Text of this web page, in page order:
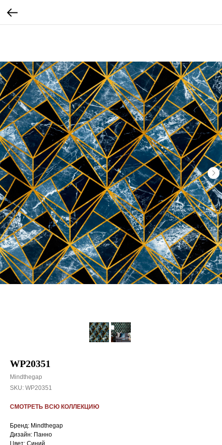
WP20351
Mindthegap
SKU: WP20351
СМОТРЕТЬ ВСЮ КОЛЛЕКЦИЮ
Бренд: Mindthegap
Дизайн: Панно
Цвет: Синий